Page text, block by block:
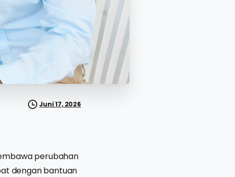
Juni 17, 2026
perubahan
dengan bantuan